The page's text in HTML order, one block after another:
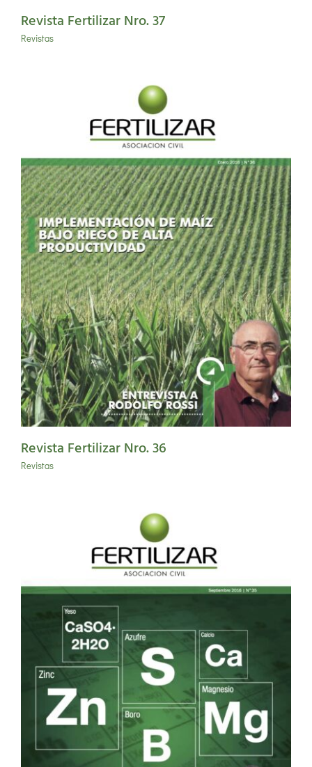
Revista Fertilizar Nro. 37
Revistas
Revista Fertilizar Nro. 36
Revistas